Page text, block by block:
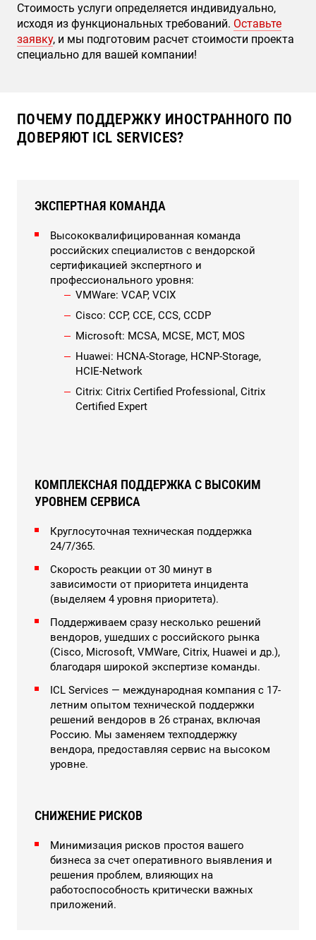
Стоимость услуги определяется индивидуально,
исходя из функциональных требований. Оставьте
заявку, и мы подготовим расчет стоимости проекта
специально для вашей компании!
ПОЧЕМУ ПОДДЕРЖКУ ИНОСТРАННОГО ПО
ДОВЕРЯЮТ ICL SERVICES?
ЭКСПЕРТНАЯ КОМАНДА
Высококвалифицированная команда
российских специалистов с вендорской
сертификацией экспертного и
профессионального уровня:
VMWare: VCAP, VCIX
Cisco: CCP, CCE, CCS, CCDP
Microsoft: MCSA, MCSE, MCT, MOS
Huawei: HCNA-Storage, HCNP-Storage,
HCIE-Network
Citrix: Citrix Certified Professional, Citrix
Certified Expert
КОМПЛЕКСНАЯ ПОДДЕРЖКА С ВЫСОКИМ
УРОВНЕМ СЕРВИСА
Круглосуточная техническая поддержка
24/7/365.
Скорость реакции от 30 минут в
зависимости от приоритета инцидента
(выделяем 4 уровня приоритета).
Поддерживаем сразу несколько решений
вендоров, ушедших с российского рынка
(Cisco, Microsoft, VMWare, Citrix, Huawei и др.),
благодаря широкой экспертизе команды.
ICL Services — международная компания с 17-
летним опытом технической поддержки
решений вендоров в 26 странах, включая
Россию. Мы заменяем техподдержку
вендора, предоставляя сервис на высоком
уровне.
СНИЖЕНИЕ РИСКОВ
Минимизация рисков простоя вашего
бизнеса за счет оперативного выявления и
решения проблем, влияющих на
работоспособность критически важных
приложений.